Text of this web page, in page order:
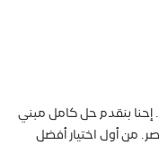
بنقدم حل كامل مبني
من أول اختيار أفضل